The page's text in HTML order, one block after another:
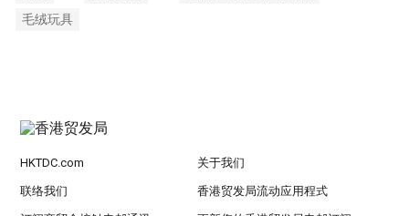
毛绒玩具
HKTDC.com 关于我们
联络我们 香港贸发局流动应用程式